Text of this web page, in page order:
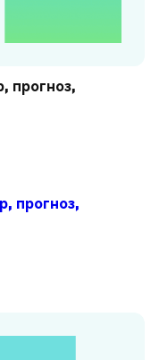
прогноз,
прогноз,